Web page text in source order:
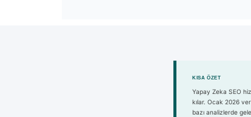
KISA ÖZET
Yapay Zeka SEO
kılar. Ocak 2026
bazı analizlerde